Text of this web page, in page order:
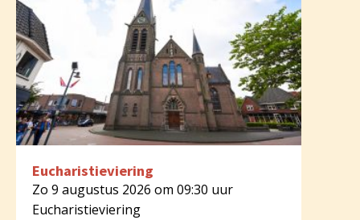
Eucharistieviering
Zo 9 augustus 2026 om 09:30 uur
Eucharistieviering